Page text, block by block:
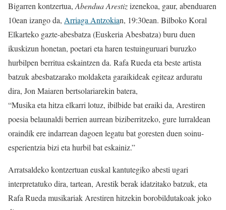
Bigarren kontzertua,Abendua Arestizizenekoa, gaur, abenduaren
10ean izango da, Arriaga Antzokian, 19:30ean. Bilboko Koral
Elkarteko gazte-abesbatza (Euskeria Abesbatza) buru duen
ikuskizun honetan, poetari eta haren testuinguruari buruzko
hurbilpen berritua eskaintzen da. Rafa Rueda eta beste artista
batzuk abesbatzarako moldaketa garaikideak egiteaz arduratu
dira, Jon Maiaren bertsolariarekin batera,
“Musika eta hitza elkarri lotuz, ibilbide bat eraiki da, Arestiren
poesia belaunaldi berrien aurrean biziberritzeko, gure lurraldean
oraindik ere indarrean dagoen legatu bat goresten duen soinu-
esperientzia bizi eta hurbil bat eskainiz.”
Arratsaldeko kontzertuan euskal kantutegiko abesti ugari
interpretatuko dira, tartean, Arestik berak idatzitako batzuk, eta
Rafa Rueda musikariak Arestiren hitzekin borobildutakoak joko